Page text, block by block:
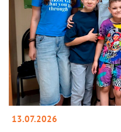
13.07.2026